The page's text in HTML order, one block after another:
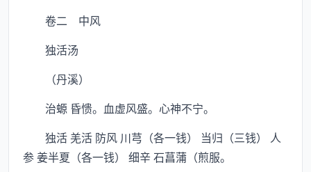
卷二 中风
独活汤
（丹溪）
治螈 昏愦。血虚风盛。心神不宁。
独活 羌活 防风 川芎（各一钱） 当归（三钱） 人
参 姜半夏（各一钱） 细辛 石菖蒲（煎服。